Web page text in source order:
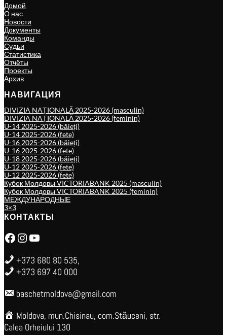
Домой
О нас
Новости
Документы
Команды
Судьи
Статистика
Отчёты
Проекты
Архив
НАВИГАЦИЯ
DIVIZIA NAȚIONALĂ 2025-2026 (masculin)
DIVIZIA NAȚIONALĂ 2025-2026 (feminin)
U-14 2025-2026 (băieți)
U-14 2025-2026 (fete)
U-16 2025-2026 (băieți)
U-16 2025-2026 (fete)
U-18 2025-2026 (băieți)
U-12 2025-2026 (fete)
U-12 2025-2026 (fete)
Кубок Молдовы VICTORIABANK 2025 (masculin)
Кубок Молдовы VICTORIABANK 2025 (feminin)
МЕЖДУНАРОДНЫЕ
3×3
КОНТАКТЫ
Facebook Instagram YouTube
+373 680 80 535,
+373 697 40 000
baschetmoldova@gmail.com
Moldova, mun.Chisinau, com.Stăuceni, str.
Calea Orheiului 130